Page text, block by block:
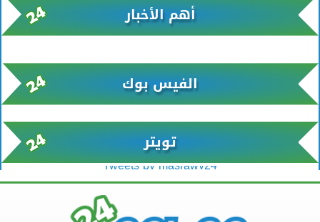
أهم الأخبار
الفيس بوك
تويتر
Tweets by masrawy24